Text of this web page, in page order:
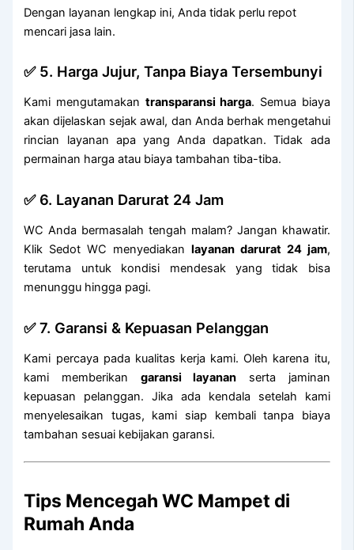
Dengan layanan lengkap ini, Anda tidak perlu repot
mencari jasa lain.
✅ 5. Harga Jujur, Tanpa Biaya Tersembunyi
Kami mengutamakan transparansi harga. Semua biaya
akan dijelaskan sejak awal, dan Anda berhak mengetahui
rincian layanan apa yang Anda dapatkan. Tidak ada
permainan harga atau biaya tambahan tiba-tiba.
✅ 6. Layanan Darurat 24 Jam
WC Anda bermasalah tengah malam? Jangan khawatir.
Klik Sedot WC menyediakan layanan darurat 24 jam,
terutama untuk kondisi mendesak yang tidak bisa
menunggu hingga pagi.
✅ 7. Garansi & Kepuasan Pelanggan
Kami percaya pada kualitas kerja kami. Oleh karena itu,
kami memberikan garansi layanan serta jaminan
kepuasan pelanggan. Jika ada kendala setelah kami
menyelesaikan tugas, kami siap kembali tanpa biaya
tambahan sesuai kebijakan garansi.
Tips Mencegah WC Mampet di
Rumah Anda